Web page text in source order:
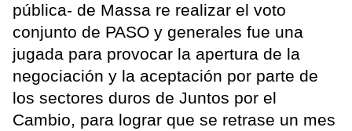
pública- de Massa re realizar el voto
conjunto de PASO y generales fue una
jugada para provocar la apertura de la
negociación y la aceptación por parte de
los sectores duros de Juntos por el
Cambio, para lograr que se retrase un mes